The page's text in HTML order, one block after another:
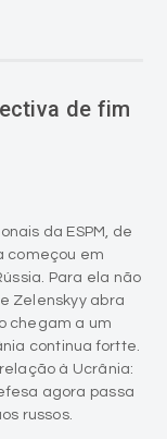
de fim
da ESPM, de
começou em
Para ela não
Zelenskyy abra
chegam a um
continua fortte.
à Ucrânia:
agora passa
russos.